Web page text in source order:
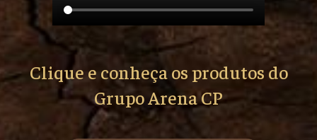
Clique e conheça os produtos do
Grupo Arena CP